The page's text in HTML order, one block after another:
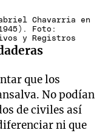
Chavarria en
Foto:
y Registros
que los
No podían
de civiles así
ni que